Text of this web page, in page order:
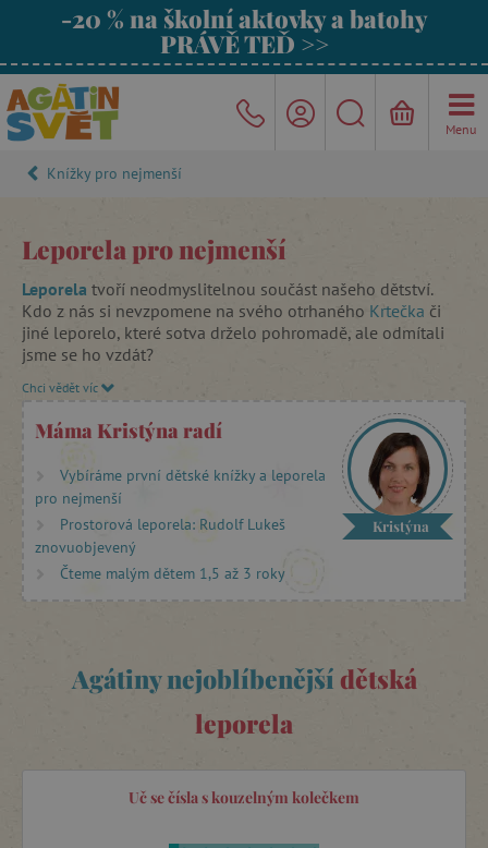
-20 % na školní aktovky a batohy
PRÁVĚ TEĎ >>
Menu
Knížky pro nejmenší
Leporela pro nejmenší
Leporela tvoří neodmyslitelnou součást našeho dětství.
Kdo z nás si nevzpomene na svého otrhaného Krtečka či
jiné leporelo, které sotva drželo pohromadě, ale odmítali
jsme se ho vzdát?
Leporela pro nejmenší
mají své místo i v dnešní rychlé
době. Poskytují dětem
první čtenářské zážitky ,seznamují je
se světem kolem nás a pomáhají jim rozvíjet slovní zásobu
Dětská leporela také zprostředkovávají dětem jedny z
prvních estetických zážitků.
Ideální první knížka pro miminko, která ho stoprocentně
zaujme?Černobílé leporelo
Chci vědět víc
Máma Kristýna radí
Vybíráme první dětské knížky a leporela
pro nejmenší
Prostorová leporela: Rudolf Lukeš
znovuobjevený
Čteme malým dětem 1,5 až 3 roky
Kristýna
Agátiny nejoblíbenější dětská
leporela
Uč se čísla s kouzelným kolečkem